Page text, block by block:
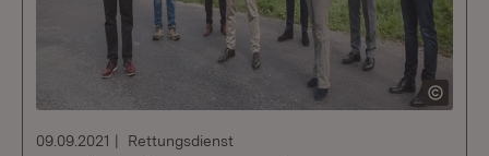
09.09.2021 Rettungsdienst